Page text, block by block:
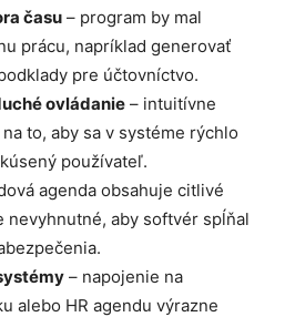
času – program by mal
prácu, napríklad generovať
pre účtovníctvo.
ovládanie – intuitívne
to, aby sa v systéme rýchlo
používateľ.
agenda obsahuje citlivé
nevyhnutné, aby softvér spĺňal
– napojenie na
alebo HR agendu výrazne